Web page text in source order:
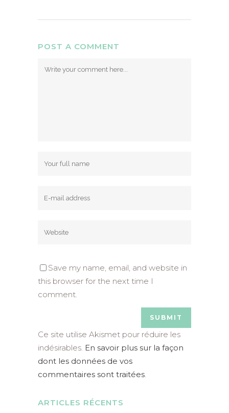
POST A COMMENT
Save my name, email, and website in
this browser for the next time I
comment.
Ce site utilise Akismet pour réduire les
indésirables. En savoir plus sur la façon
dont les données de vos
commentaires sont traitées.
ARTICLES RÉCENTS